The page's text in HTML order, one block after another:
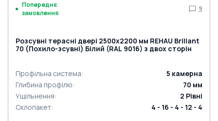
Попереднє
замовлення
9
Розсувні терасні двері 2500x2200 мм REHAU Brillant
70 (Похило-зсувні) Білий (RAL 9016) з двох сторін
Профільна система: 5 камерна
Глибина профілю: 70 мм
Ущільнення: 2 Рівні
Склопакет: 4 - 16 - 4 - 12 - 4